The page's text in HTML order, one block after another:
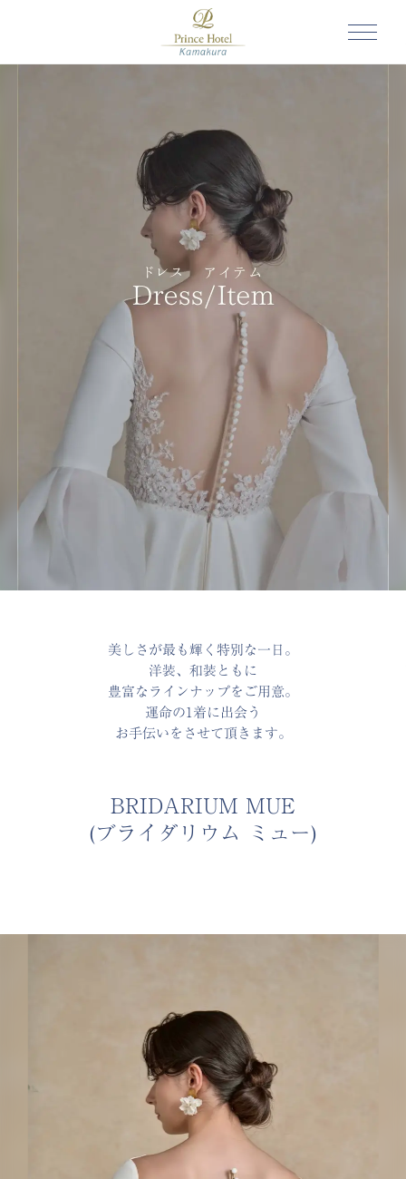
美しさが最も輝く特別な一日。
洋装、和装ともに
豊富なラインナップをご用意。
運命の1着に出会う
お手伝いをさせて頂きます。
BRIDARIUM MUE
(ブライダリウム ミュー)